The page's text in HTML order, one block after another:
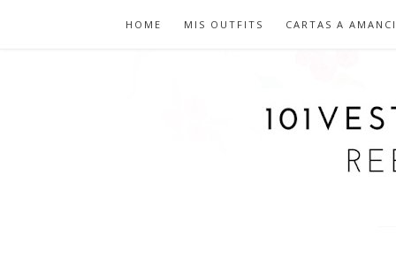
HOME MIS OUTFITS CARTAS A